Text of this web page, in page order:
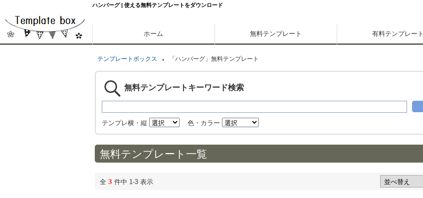
ハンバーグ | 使える無料テンプレートをダウンロード
ホーム 無料テンプレート 有料テンプレート
テンプレートボックス 「ハンバーグ」無料テンプレート
無料テンプレートキーワード検索
テンプレ横・縦 色・カラー
無料テンプレート一覧
全 3 件中 1-3 表示